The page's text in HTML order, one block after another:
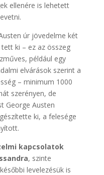
ellenére is lehetett
úr jövedelme két
ki – ez az összeg
például egy
elvárások szerint a
– minimum 1000
szerényen, de
George Austen
ki, a felesége
kapcsolatok
, szinte
levelezésük is